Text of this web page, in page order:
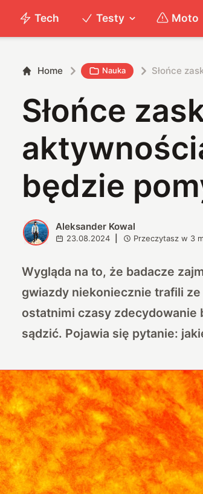
Tech Testy Moto
Home Nauka Słońce
Słońce
będzie
A Aleksander Kowal
23.08.2024 Przeczytasz w 3
Wygląda na to, że badacze
gwiazdy niekoniecznie trafili
ostatnimi czasy zdecydowanie
sądzić. Pojawia się pytanie: